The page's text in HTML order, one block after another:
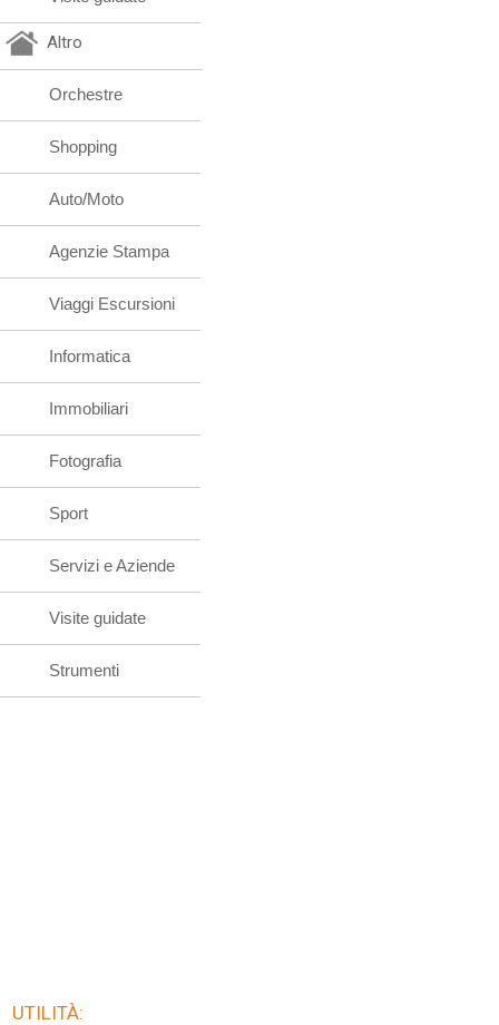
Altro
Orchestre
Shopping
Auto/Moto
Agenzie Stampa
Viaggi Escursioni
Informatica
Immobiliari
Fotografia
Sport
Servizi e Aziende
Visite guidate
Strumenti
UTILITÀ: